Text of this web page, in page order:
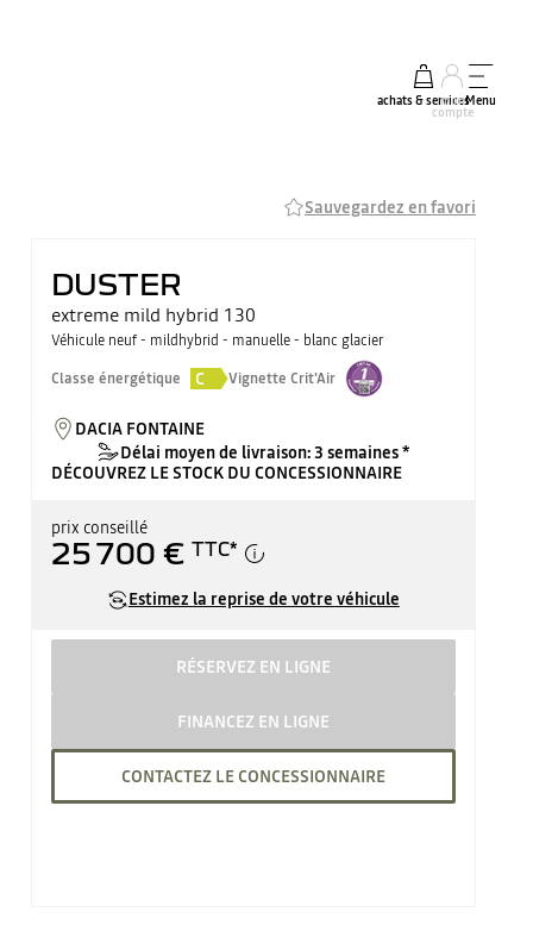
achats & services
mon
compte
Menu
Sauvegardez en favori
DUSTER
extreme mild hybrid 130
Véhicule neuf - mildhybrid - manuelle - blanc glacier
Classe énergétique
C Vignette Crit'Air
DACIA FONTAINE
Délai moyen de livraison: 3 semaines *
DÉCOUVREZ LE STOCK DU CONCESSIONNAIRE
prix conseillé
25 700 € TTC*
Estimez la reprise de votre véhicule
RÉSERVEZ EN LIGNE
FINANCEZ EN LIGNE
CONTACTEZ LE CONCESSIONNAIRE